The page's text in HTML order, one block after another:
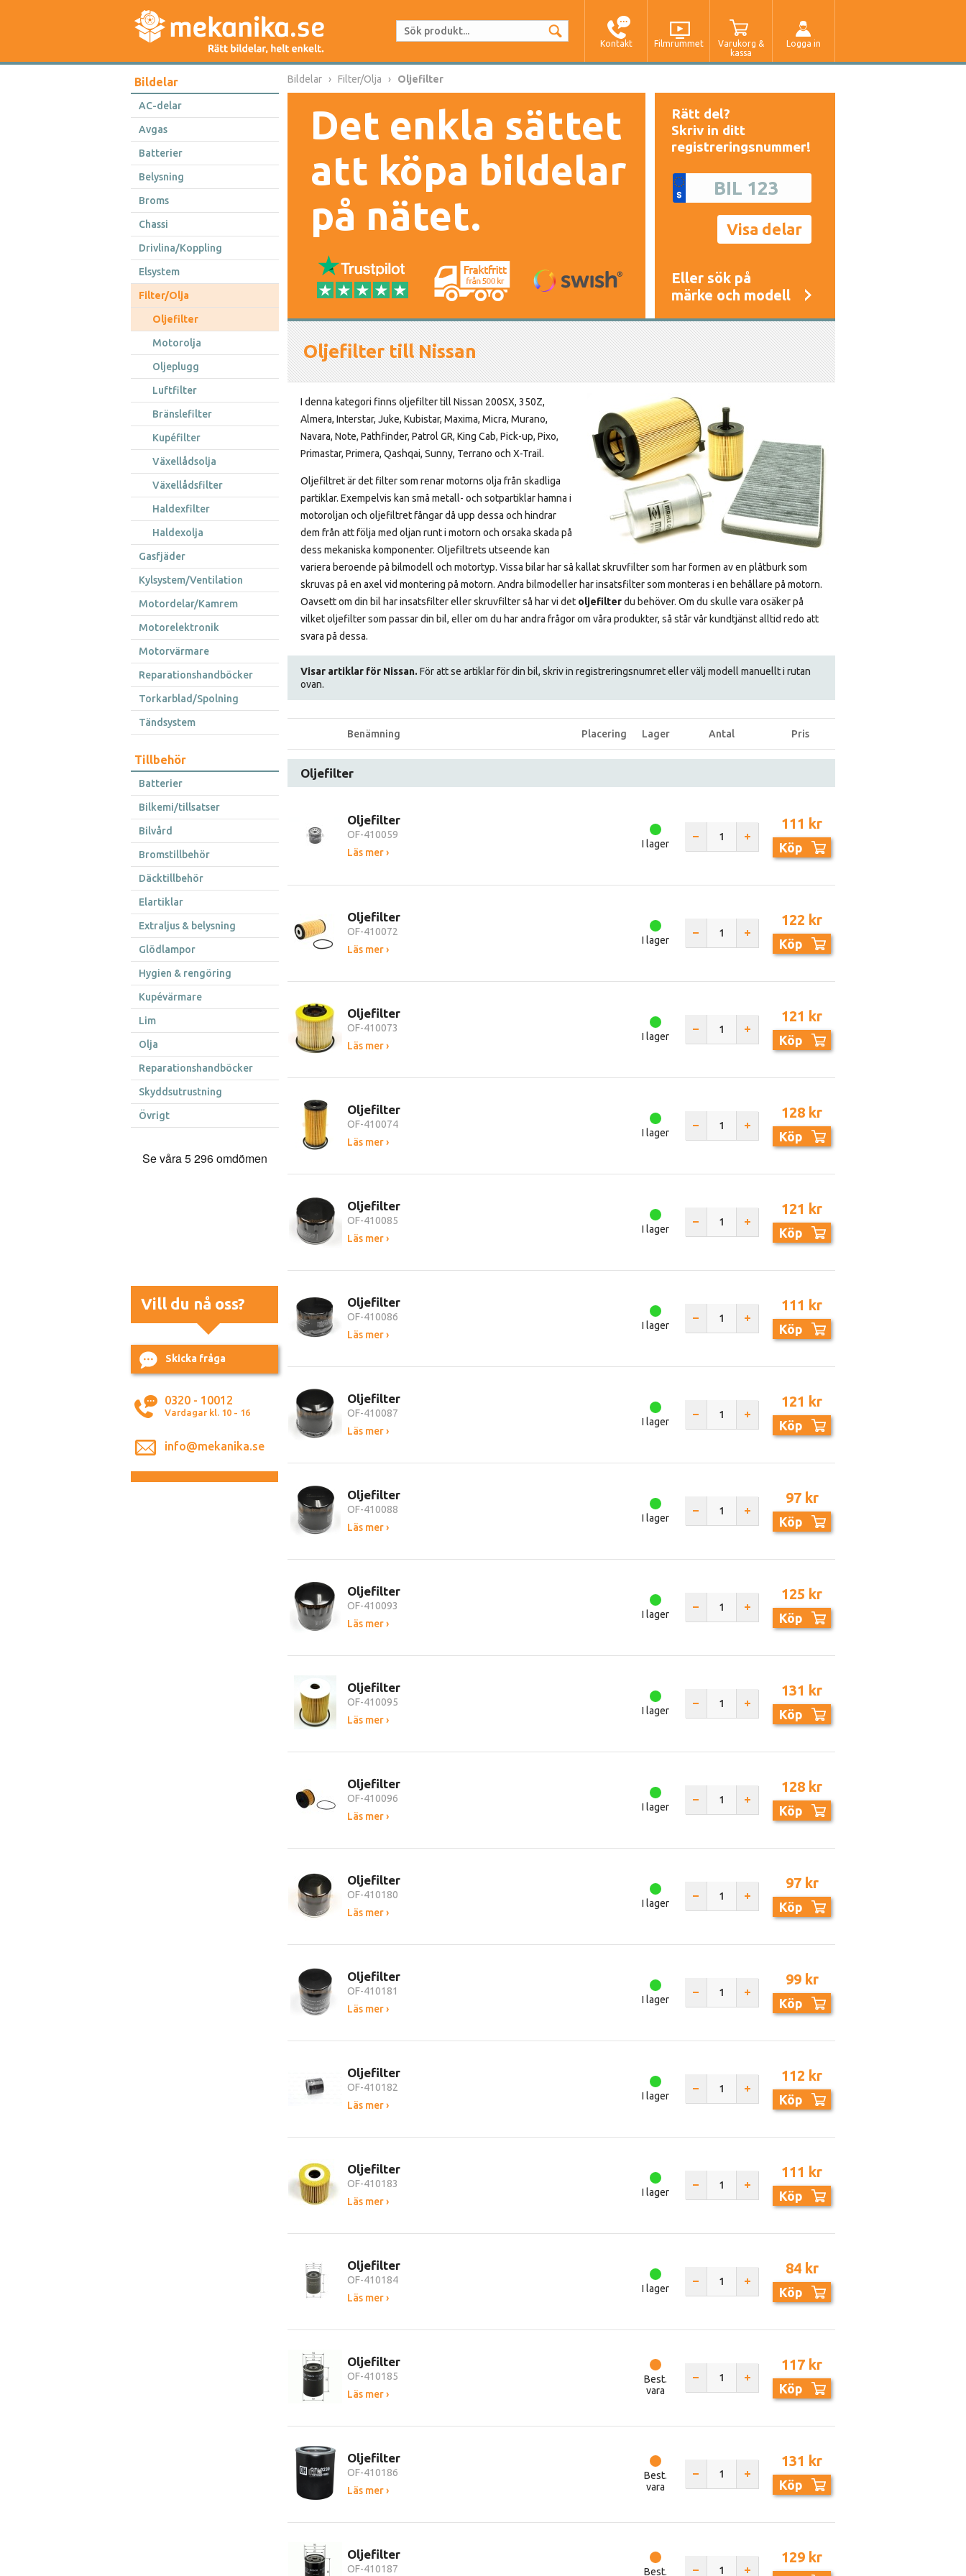
Kontakt Filmrummet
Varukorg &
kassa
Logga in
Bildelar
AC-delar
Avgas
Batterier
Belysning
Broms
Chassi
Drivlina/Koppling
Elsystem
Filter/Olja
Oljefilter
Motorolja
Oljeplugg
Luftfilter
Bränslefilter
Kupéfilter
Växellådsolja
Växellådsfilter
Haldexfilter
Haldexolja
Gasfjäder
Kylsystem/Ventilation
Motordelar/Kamrem
Motorelektronik
Motorvärmare
Reparationshandböcker
Torkarblad/Spolning
Tändsystem
Tillbehör
Batterier
Bilkemi/tillsatser
Bilvård
Bromstillbehör
Däcktillbehör
Elartiklar
Extraljus & belysning
Glödlampor
Hygien & rengöring
Kupévärmare
Lim
Olja
Reparationshandböcker
Skyddsutrustning
Övrigt
Vill du nå oss?
Skicka fråga
0320 - 10012
Vardagar kl. 10 - 16
info@mekanika.se
Bildelar Filter/Olja Oljefilter
Det enkla sättet
att köpa bildelar
på nätet.
Rätt del?
Skriv in ditt
registreringsnummer!
Eller sök på
märke och modell
Oljefilter till Nissan
I denna kategori finns oljefilter till Nissan 200SX, 350Z,
Almera, Interstar, Juke, Kubistar, Maxima, Micra, Murano,
Navara, Note, Pathfinder, Patrol GR, King Cab, Pick-up, Pixo,
Primastar, Primera, Qashqai, Sunny, Terrano och X-Trail.
Oljefiltret är det filter som renar motorns olja från skadliga
partiklar. Exempelvis kan små metall- och sotpartiklar hamna i
motoroljan och oljefiltret fångar då upp dessa och hindrar
dem från att följa med oljan runt i motorn och orsaka skada på
dess mekaniska komponenter. Oljefiltrets utseende kan
variera beroende på bilmodell och motortyp. Vissa bilar har så kallat skruvfilter som har formen av en plåtburk som
skruvas på en axel vid montering på motorn. Andra bilmodeller har insatsfilter som monteras i en behållare på motorn.
Oavsett om din bil har insatsfilter eller skruvfilter så har vi det oljefilterdu behöver. Om du skulle vara osäker på
vilket oljefilter som passar din bil, eller om du har andra frågor om våra produkter, så står vår kundtjänst alltid redo att
svara på dessa.
Visar artiklar för Nissan. För att se artiklar för din bil, skriv in registreringsnumret eller välj modell manuellt i rutan
ovan.
Benämning Placering Lager Antal Pris
Oljefilter
Oljefilter
OF-410059
Läs mer ›
I lager
111 kr
Köp
Oljefilter
OF-410072
Läs mer ›
I lager
122 kr
Köp
Oljefilter
OF-410073
Läs mer ›
I lager
121 kr
Köp
Oljefilter
OF-410074
Läs mer ›
I lager
128 kr
Köp
Oljefilter
OF-410085
Läs mer ›
I lager
121 kr
Köp
Oljefilter
OF-410086
Läs mer ›
I lager
111 kr
Köp
Oljefilter
OF-410087
Läs mer ›
I lager
121 kr
Köp
Oljefilter
OF-410088
Läs mer ›
I lager
97 kr
Köp
Oljefilter
OF-410093
Läs mer ›
I lager
125 kr
Köp
Oljefilter
OF-410095
Läs mer ›
I lager
131 kr
Köp
Oljefilter
OF-410096
Läs mer ›
I lager
128 kr
Köp
Oljefilter
OF-410180
Läs mer ›
I lager
97 kr
Köp
Oljefilter
OF-410181
Läs mer ›
I lager
99 kr
Köp
Oljefilter
OF-410182
Läs mer ›
I lager
112 kr
Köp
Oljefilter
OF-410183
Läs mer ›
I lager
111 kr
Köp
Oljefilter
OF-410184
Läs mer ›
I lager
84 kr
Köp
Oljefilter
OF-410185
Läs mer ›
Best.
vara
117 kr
Köp
Oljefilter
OF-410186
Läs mer ›
Best.
vara
131 kr
Köp
Oljefilter
OF-410187 Best.
129 kr